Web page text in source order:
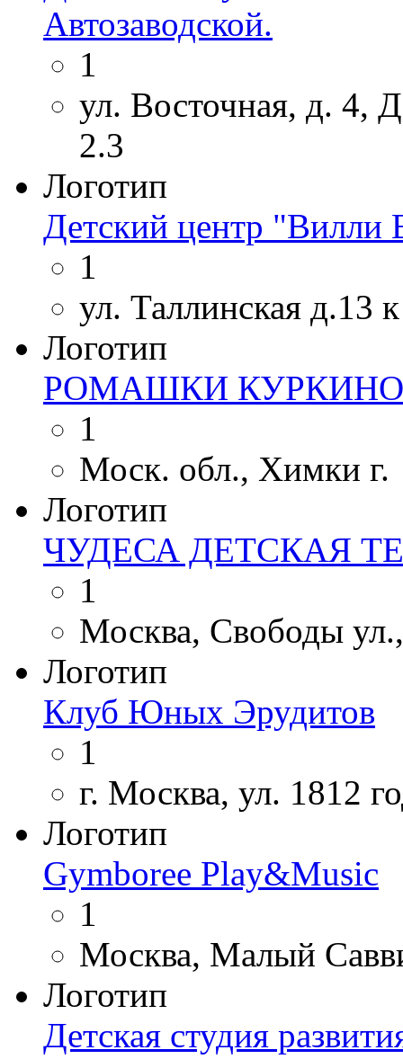
Автозаводской.
1
ул. Восточная, д. 4,
2.3
Логотип
Детский центр "Вилли
1
ул. Таллинская д.13
Логотип
РОМАШКИ КУРКИНО
1
Моск. обл., Химки г.
Логотип
ЧУДЕСА ДЕТСКАЯ
1
Москва, Свободы
Логотип
Клуб Юных Эрудитов
1
г. Москва, ул. 1812
Логотип
Gymboree Play&Music
1
Москва, Малый
Логотип
Детская студия